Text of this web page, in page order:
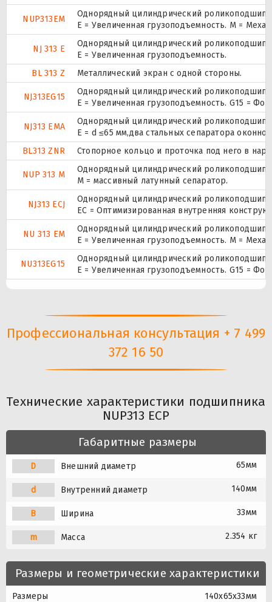
NUP313EM
Однорядный цилиндрический
E = Увеличенная грузоподъемность. М =
NJ 313 E
Однорядный цилиндрический
Е = Увеличенная грузоподъемность.
BL 313 Z
Металлический экран с одной стороны.
NJ313EG15
Однорядный цилиндрический
E = Увеличенная грузоподъемность. G15 =
NJ313 EMA
Однорядный цилиндрический
E = d ≤65 мм,два стальных сепаратора
BL313 ZNR
Стопорное кольцо и проточка под него в
NUP 313 M
Однорядный цилиндрический
M = массивный латунный сепаратор.
NJ313 ECJ
Однорядный цилиндрический
EC = Оптимизированная внутренняя
NU 313 EM
Однорядный цилиндрический
E = Увеличенная грузоподъемность. М =
NU313EG15
Однорядный цилиндрический
E = Увеличенная грузоподъемность. G15 =
Профессиональная консультация + 7 499
372 16 50
Технические характеристики подшипника
NUP313 ECP
Габаритные размеры
D Внешний диаметр 65мм
d Внутренний диаметр 140мм
B Ширина 33мм
m Масса 2.354 кг
Размеры и геометрические характеристики
Размеры 140x65x33мм